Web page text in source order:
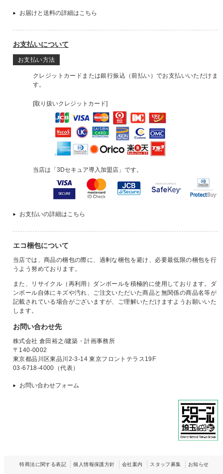
お届けと送料の詳細はこちら
お支払いについて
お支払い方法
クレジットカードまたは銀行振込（前払い）でお支払いいただけま
す。
[取り扱いクレジットカード]
当店は「3Dセキュア導入加盟店」です。
お支払いの詳細はこちら
エコ梱包について
当店では、商品の梱包の際に、過剰な梱包を避け、必要最低限の梱包を行
うよう努めております。
また、リサイクル（再利用）ダンボールを積極的に使用しております。ダ
ンボール自体にキズや汚れ、ご注文いただいた商品と無関係の商品名等が
記載されている場合がございますが、ご理解いただけますようお願いいた
します。
お問い合わせ先
株式会社 倉田裕之/建築・計画事務所
〒140-0002
東京都品川区東品川2-3-14 東京フロントテラス19F
03-6718-4000（代表）
お問い合わせフォーム
特商法に関する表記 個人情報保護方針 会社案内 スタッフ募集 お知らせ